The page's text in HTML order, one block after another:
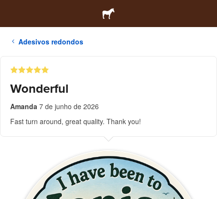
Adesivos redondos
Wonderful
Amanda 7 de junho de 2026
Fast turn around, great quality. Thank you!